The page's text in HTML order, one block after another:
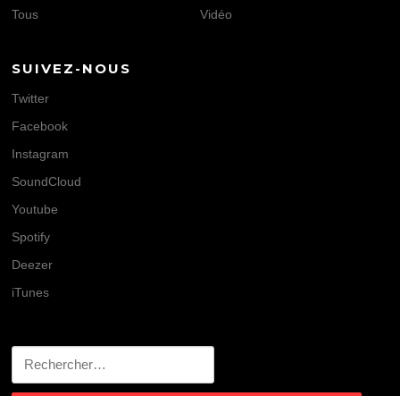
Tous
Vidéo
SUIVEZ-NOUS
Twitter
Facebook
Instagram
SoundCloud
Youtube
Spotify
Deezer
iTunes